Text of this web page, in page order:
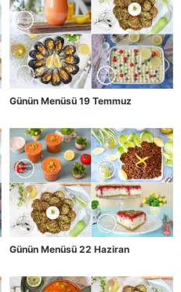
Günün Menüsü 19 Temmuz
Günün Menüsü 22 Haziran